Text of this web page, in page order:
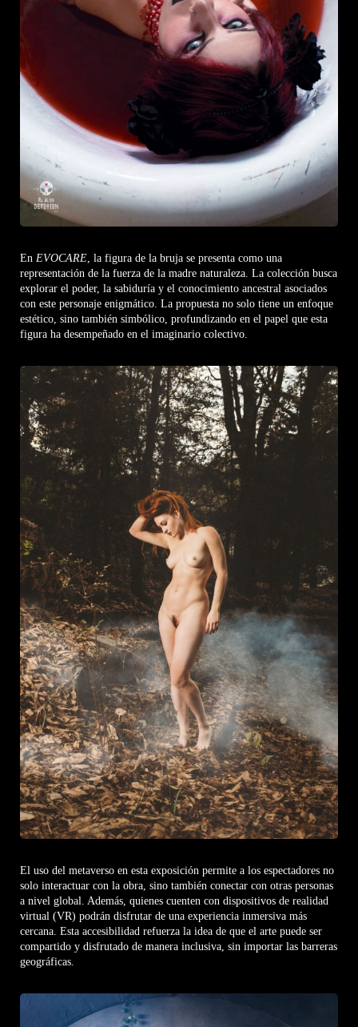
En EVOCARE, la figura de la bruja se presenta como una
representación de la fuerza de la madre naturaleza. La colección busca
explorar el poder, la sabiduría y el conocimiento ancestral asociados
con este personaje enigmático. La propuesta no solo tiene un enfoque
estético, sino también simbólico, profundizando en el papel que esta
figura ha desempeñado en el imaginario colectivo.
El uso del metaverso en esta exposición permite a los espectadores no
solo interactuar con la obra, sino también conectar con otras personas
a nivel global. Además, quienes cuenten con dispositivos de realidad
virtual (VR) podrán disfrutar de una experiencia inmersiva más
cercana. Esta accesibilidad refuerza la idea de que el arte puede ser
compartido y disfrutado de manera inclusiva, sin importar las barreras
geográficas.